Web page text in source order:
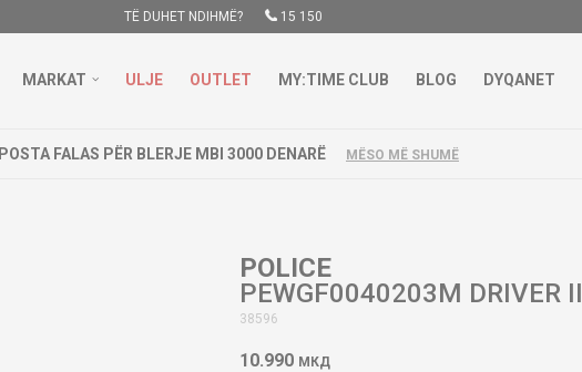
TË DUHET NDIHMË? 15 150
MARKAT ULJE OUTLET MY:TIME CLUB BLOG DYQANET
POSTA FALAS PËR BLERJE MBI 3000 DENARË MËSO MË SHUMË
POLICE
PEWGF0040203M DRIVER II
38596
10.990 МКД